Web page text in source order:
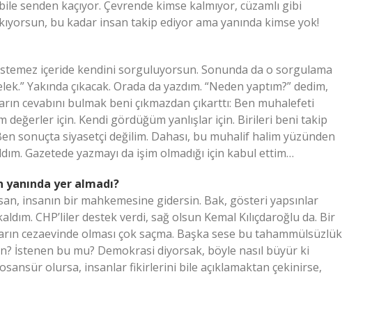
senden kaçıyor. Çevrende kimse kalmıyor, cüzamlı gibi
bu kadar insan takip ediyor ama yanında kimse yok!
içeride kendini sorguluyorsun. Sonunda da o sorgulama
Yakında çıkacak. Orada da yazdım. “Neden yaptım?” dedim,
cevabını bulmak beni çıkmazdan çıkarttı: Ben muhalefeti
değerler için. Kendi gördüğüm yanlışlar için. Birileri beni takip
sonuçta siyasetçi değilim. Dahası, bu muhalif halim yüzünden
Gazetede yazmayı da işim olmadığı için kabul ettim…
yer almadı?
insanın bir mahkemesine gidersin. Bak, gösteri yapsınlar
CHP’liler destek verdi, sağ olsun Kemal Kılıçdaroğlu da. Bir
cezaevinde olması çok saçma. Başka sese bu tahammülsüzlük
İstenen bu mu? Demokrasi diyorsak, böyle nasıl büyür ki
olursa, insanlar fikirlerini bile açıklamaktan çekinirse,